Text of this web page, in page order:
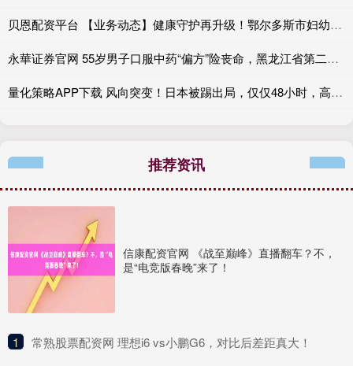
贝恩配资平台 【业务动态】健康守护再升级！鄂尔多斯市妇幼保健院内科门诊正式开诊啦
永華证券官网 55岁男子口服中药“偏方”险丧命，黑龙江省第二医院成功救治急性铅中毒患者
量化策略APP下载 风向突变！日本被踢出局，仅仅48小时，高市就立刻展开报复，公然拿中日关系大做文章
推荐资讯
信康配资官网 《战至巅峰》直播翻车？不，
是“电竞版春晚”来了！
1 ​常熟股票配资网 理想i6 vs小鹏G6，对比后差距真大！